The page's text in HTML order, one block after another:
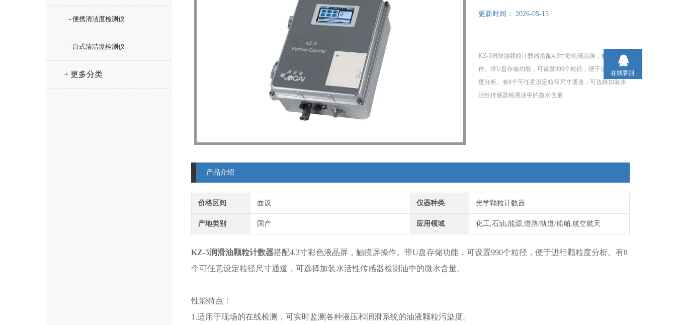
- 便携清洁度检测仪
- 台式清洁度检测仪
+ 更多分类
更新时间： 2026-05-15
KZ-5润滑油颗粒计数器搭配4.3寸彩色液晶屏，触摸屏操
作。带U盘存储功能，可设置990个粒径，便于进行颗粒
度分析。有8个可任意设定粒径尺寸通道，可选择加装水
活性传感器检测油中的微水含量
产品介绍
价格区间 面议 仪器种类 光学颗粒计数器
产地类别 国产 应用领域 化工,石油,能源,道路/轨道/船舶,航空航天
KZ-5润滑油颗粒计数器搭配4.3寸彩色液晶屏，触摸屏操作。带U盘存储功能，可设置990个粒径，便于进行颗粒度分析。有8
个可任意设定粒径尺寸通道，可选择加装水活性传感器检测油中的微水含量。
性能特点：
1.适用于现场的在线检测，可实时监测各种液压和润滑系统的油液颗粒污染度。
在线客服